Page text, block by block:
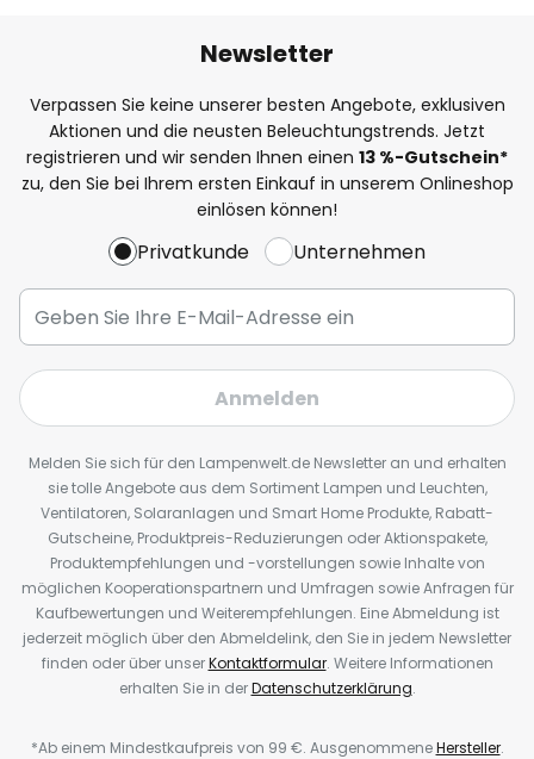
Newsletter
Verpassen Sie keine unserer besten Angebote, exklusiven
Aktionen und die neusten Beleuchtungstrends. Jetzt
registrieren und wir senden Ihnen einen 13 %-Gutschein*
zu, den Sie bei Ihrem ersten Einkauf in unserem Onlineshop
einlösen können!
Privatkunde Unternehmen
Anmelden
Melden Sie sich für den Lampenwelt.de Newsletter an und erhalten
sie tolle Angebote aus dem Sortiment Lampen und Leuchten,
Ventilatoren, Solaranlagen und Smart Home Produkte, Rabatt-
Gutscheine, Produktpreis-Reduzierungen oder Aktionspakete,
Produktempfehlungen und -vorstellungen sowie Inhalte von
möglichen Kooperationspartnern und Umfragen sowie Anfragen für
Kaufbewertungen und Weiterempfehlungen. Eine Abmeldung ist
jederzeit möglich über den Abmeldelink, den Sie in jedem Newsletter
finden oder über unserKontaktformular. Weitere Informationen
erhalten Sie in derDatenschutzerklärung.
*Ab einem Mindestkaufpreis von 99 €. AusgenommeneHersteller.